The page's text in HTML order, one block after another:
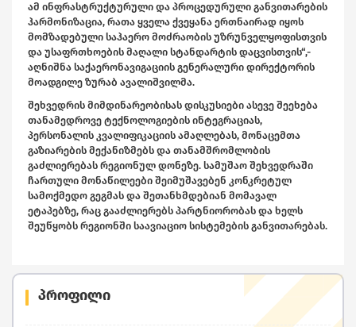
პროფილი
ამ ინფრასტრუქტურული და პროცედურული განვითარების
ჰარმონიზაცია, რათა ყველა ქვეყანა ერთნაირად იყოს
მომზადებული საჰაერო მოძრაობის უზრუნველყოფისთვის
და უსაფრთხოების მაღალი სტანდარტის დაცვისთვის“,-
აღნიშნა საქაერონავიგაციის გენერალური დირექტორის
მოადგილე ზურაბ ავალიშვილმა.
შეხვედრის მიმდინარეობისას დისკუსიები ასევე შეეხება
თანამედროვე ტექნოლოგიების ინტეგრაციას,
პერსონალის კვალიფიკაციის ამაღლებას, მონაცემთა
გაზიარების მექანიზმებს და თანამშრომლობის
გაძლიერებას რეგიონულ დონეზე. სამუშაო შეხვედრაში
ჩართული მონაწილეები შეიმუშავებენ კონკრეტულ
სამოქმედო გეგმას და შეთანხმდებიან მომავალ
ეტაპებზე, რაც გააძლიერებს პარტნიორობას და ხელს
შეუწყობს რეგიონში საავიაციო სისტემების განვითარებას.